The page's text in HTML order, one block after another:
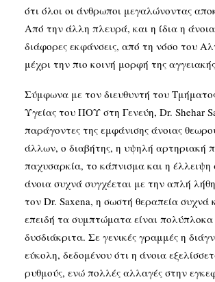
ότι όλοι οι άνθρωποι μεγαλώνοντας
Από την άλλη πλευρά, και η ίδια η
διάφορες εκφάνσεις, από τη νόσο του
μέχρι την πιο κοινή μορφή της
Σύμφωνα με τον διευθυντή του
Υγείας του ΠΟΥ στη Γενεύη, Dr. Shehar
παράγοντες της εμφάνισης άνοιας
άλλων, ο διαβήτης, η υψηλή αρτηριακή
παχυσαρκία, το κάπνισμα και η
άνοια συχνά συγχέεται με την απλή
τον Dr. Saxena, η σωστή θεραπεία συχνά
επειδή τα συμπτώματα είναι πολύπλοκα
δυσδιάκριτα. Σε γενικές γραμμές η
εύκολη, δεδομένου ότι η άνοια
ρυθμούς, ενώ πολλές αλλαγές στην